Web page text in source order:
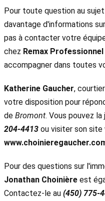
Pour toute question au
davantage d'informations
pas à contacter votre
chez Remax
accompagner dans toutes
Katherine Gaucher,
votre disposition pour
de Bromont. Vous pouvez
204-4413 ou visiter son site
Pour des questions sur
Jonathan Choinière est
Contactez-le au (450) 775-